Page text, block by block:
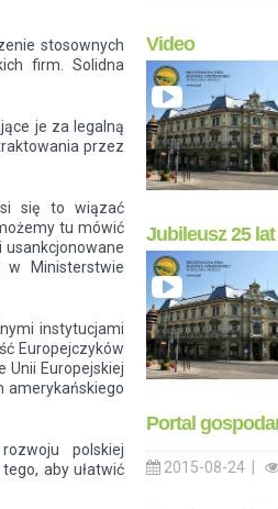
stosownych
firm. Solidna
je za legalną
przez
się to wiązać
tu mówić
usankcjonowane
w Ministerstwie
instytucjami
Europejczyków
Unii Europejskiej
amerykańskiego
polskiej
aby ułatwić
Video
Jubileusz 25
Portal
2015-08-24 |